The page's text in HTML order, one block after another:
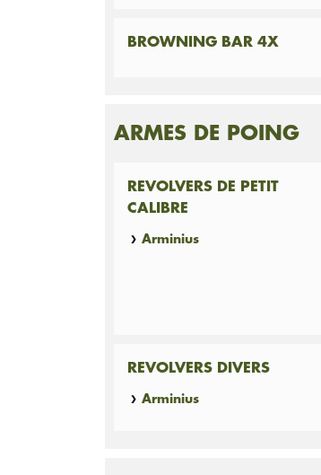
BROWNING BAR 4X
ARMES DE POING
REVOLVERS DE PETIT
CALIBRE
Arminius
REVOLVERS DIVERS
Arminius